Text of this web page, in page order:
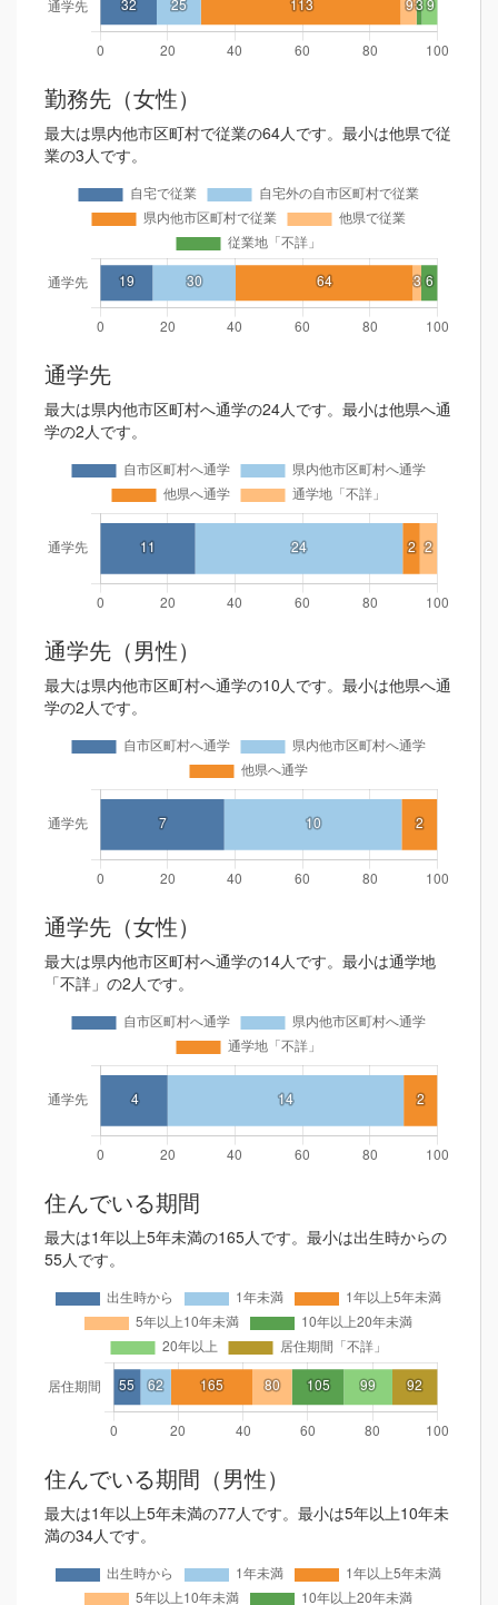
勤務先（女性）
最大は県内他市区町村で従業の64人です。最小は他県で従
業の3人です。
通学先
最大は県内他市区町村へ通学の24人です。最小は他県へ通
学の2人です。
通学先（男性）
最大は県内他市区町村へ通学の10人です。最小は他県へ通
学の2人です。
通学先（女性）
最大は県内他市区町村へ通学の14人です。最小は通学地
「不詳」の2人です。
住んでいる期間
最大は1年以上5年未満の165人です。最小は出生時からの
55人です。
住んでいる期間（男性）
最大は1年以上5年未満の77人です。最小は5年以上10年未
満の34人です。